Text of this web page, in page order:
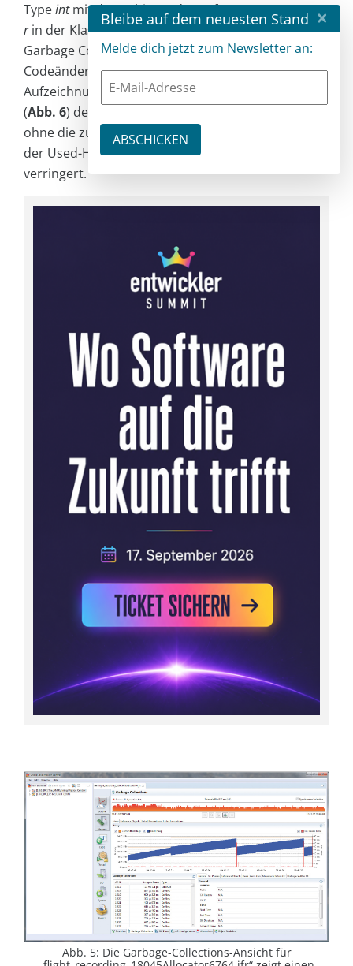
Typeintmit dem Object oder Reference TypeIntege
rin der KlasseMyAlloc, reduziert sich die Anzahl der
Garbage Collections erheblich. Nach der
Codeänderung inAllocator.java(Listing 5) zeigt die
Aufzeichnung flight_recording_18045Allocator1432.jfr
(Abb. 6) den ansteigenden Sägezahnverlauf, aber
ohne die zuvor sichtbare breite Verzerrung, und
der Used-Heap-Verbrauch hat sich auf rund 8 MB
verringert.
Abb. 5: Die Garbage-Collections-Ansicht für
Bleibe auf dem neuesten Stand ×
Melde dich jetzt zum Newsletter an: